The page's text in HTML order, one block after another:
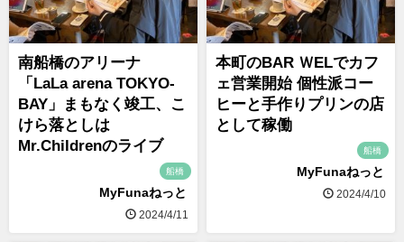
南船橋のアリーナ
「LaLa arena TOKYO-
BAY」まもなく竣工、こ
けら落としは
Mr.Childrenのライブ
船橋
MyFunaねっと
2024/4/11
本町のBAR ＷELでカフ
ェ営業開始 個性派コー
ヒーと手作りプリンの店
として稼働
船橋
MyFunaねっと
2024/4/10